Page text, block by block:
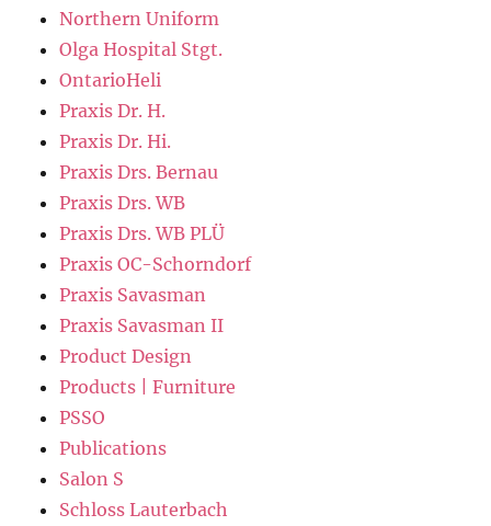
Northern Uniform
Olga Hospital Stgt.
OntarioHeli
Praxis Dr. H.
Praxis Dr. Hi.
Praxis Drs. Bernau
Praxis Drs. WB
Praxis Drs. WB PLÜ
Praxis OC-Schorndorf
Praxis Savasman
Praxis Savasman II
Product Design
Products | Furniture
PSSO
Publications
Salon S
Schloss Lauterbach